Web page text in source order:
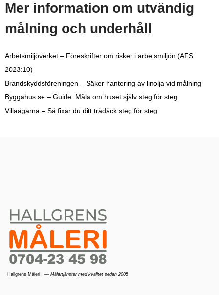
Mer information om utvändig
målning och underhåll
Arbetsmiljöverket – Föreskrifter om risker i arbetsmiljön (AFS
2023:10)
Brandskyddsföreningen – Säker hantering av linolja vid målning
Byggahus.se – Guide: Måla om huset själv steg för steg
Villaägarna – Så fixar du ditt trädäck steg för steg
Hallgrens Måleri — Målartjänster med kvalitet sedan 2005